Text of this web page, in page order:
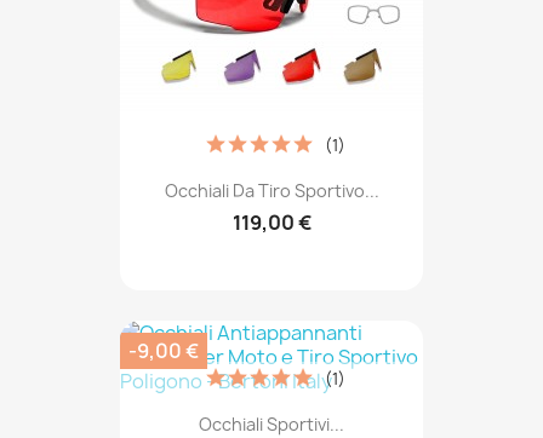
Occhiali Da Tiro Sportivo...
119,00 €
(1)
Occhiali Sportivi...
(1)
-9,00 €